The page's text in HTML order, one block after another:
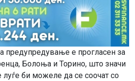
предупредување е прогласен за
Болоња и Торино, што значи
луѓе би можеле да се соочат со